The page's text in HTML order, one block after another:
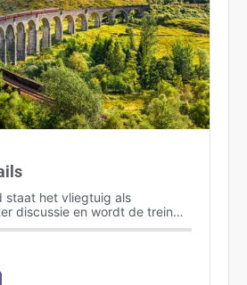
staat het vliegtuig als
discussie en wordt de trein
genoemd. Maar…